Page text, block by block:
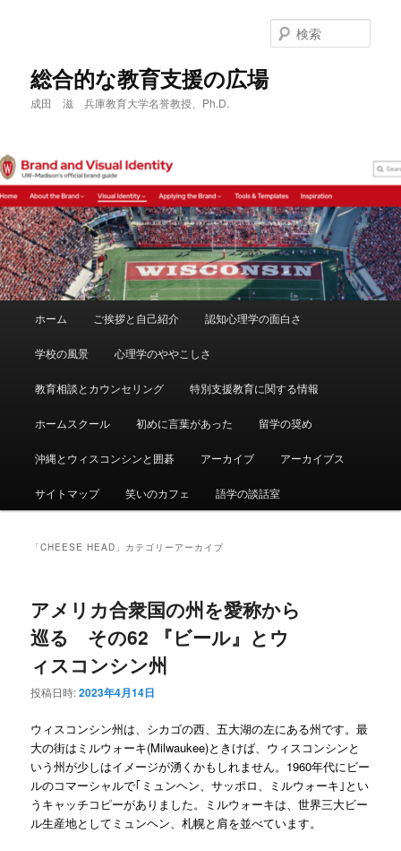
へ
移
動
移
動
総合的な教育支援の広場
成田 滋 兵庫教育大学名誉教授、Ph.D.
索
ホーム ご挨拶と自己紹介 認知心理学の面白さ
学校の風景 心理学のややこしさ
教育相談とカウンセリング 特別支援教育に関する情報
ホームスクール 初めに言葉があった 留学の奨め
沖縄とウィスコンシンと囲碁 アーカイブ アーカイブス
サイトマップ 笑いのカフェ 語学の談話室
「CHEESE HEAD 」カテゴリーアーカイブ
アメリカ合衆国の州を愛称から
巡る その62 『ビール』とウ
ィスコンシン州
投稿日時:2023年4月14日
ウィスコンシン州は、シカゴの西、五大湖の左にある州です。最
大の街はミルウォーキ(Milwaukee)ときけば、ウィスコンシンと
いう州が少しはイメージが湧くかもしれません。1960年代にビー
ルのコマーシャルで｢ミュンヘン、サッポロ、ミルウォーキ｣とい
うキャッチコピーがありました。ミルウォーキは、世界三大ビー
ル生産地としてミュンヘン、札幌と肩を並べています。